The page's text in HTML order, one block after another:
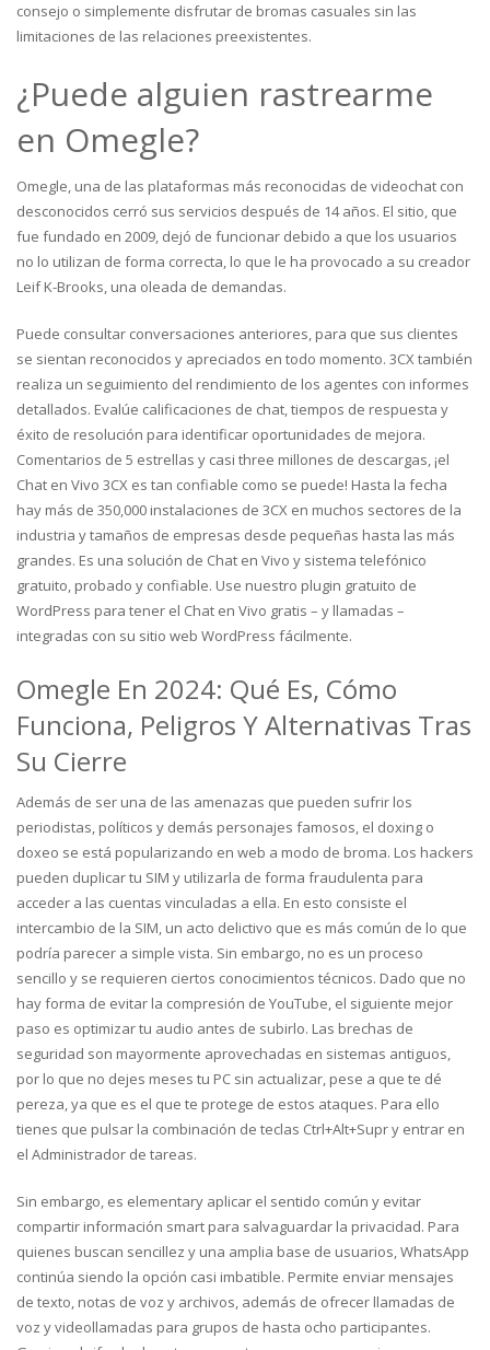
consejo o simplemente disfrutar de bromas casuales sin las
limitaciones de las relaciones preexistentes.
¿Puede alguien rastrearme
en Omegle?
Omegle, una de las plataformas más reconocidas de videochat con
desconocidos cerró sus servicios después de 14 años. El sitio, que
fue fundado en 2009, dejó de funcionar debido a que los usuarios
no lo utilizan de forma correcta, lo que le ha provocado a su creador
Leif K-Brooks, una oleada de demandas.
Puede consultar conversaciones anteriores, para que sus clientes
se sientan reconocidos y apreciados en todo momento. 3CX también
realiza un seguimiento del rendimiento de los agentes con informes
detallados. Evalúe calificaciones de chat, tiempos de respuesta y
éxito de resolución para identificar oportunidades de mejora.
Comentarios de 5 estrellas y casi three millones de descargas, ¡el
Chat en Vivo 3CX es tan confiable como se puede! Hasta la fecha
hay más de 350,000 instalaciones de 3CX en muchos sectores de la
industria y tamaños de empresas desde pequeñas hasta las más
grandes. Es una solución de Chat en Vivo y sistema telefónico
gratuito, probado y confiable. Use nuestro plugin gratuito de
WordPress para tener el Chat en Vivo gratis – y llamadas –
integradas con su sitio web WordPress fácilmente.
Omegle En 2024: Qué Es, Cómo
Funciona, Peligros Y Alternativas Tras
Su Cierre
Además de ser una de las amenazas que pueden sufrir los
periodistas, políticos y demás personajes famosos, el doxing o
doxeo se está popularizando en web a modo de broma. Los hackers
pueden duplicar tu SIM y utilizarla de forma fraudulenta para
acceder a las cuentas vinculadas a ella. En esto consiste el
intercambio de la SIM, un acto delictivo que es más común de lo que
podría parecer a simple vista. Sin embargo, no es un proceso
sencillo y se requieren ciertos conocimientos técnicos. Dado que no
hay forma de evitar la compresión de YouTube, el siguiente mejor
paso es optimizar tu audio antes de subirlo. Las brechas de
seguridad son mayormente aprovechadas en sistemas antiguos,
por lo que no dejes meses tu PC sin actualizar, pese a que te dé
pereza, ya que es el que te protege de estos ataques. Para ello
tienes que pulsar la combinación de teclas Ctrl+Alt+Supr y entrar en
el Administrador de tareas.
Sin embargo, es elementary aplicar el sentido común y evitar
compartir información smart para salvaguardar la privacidad. Para
quienes buscan sencillez y una amplia base de usuarios, WhatsApp
continúa siendo la opción casi imbatible. Permite enviar mensajes
de texto, notas de voz y archivos, además de ofrecer llamadas de
voz y videollamadas para grupos de hasta ocho participantes.